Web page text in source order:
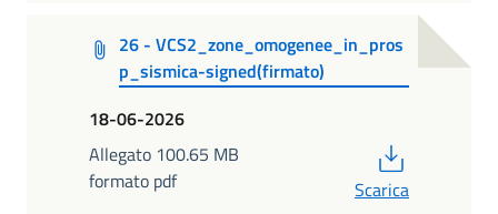
26 - VCS2_zone_omogenee_in_pros
p_sismica-signed(firmato)
18-06-2026
Allegato 100.65 MB
formato pdf
Scarica